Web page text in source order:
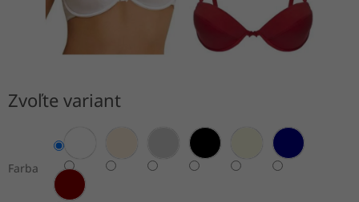
Zvoľte variant
Farba